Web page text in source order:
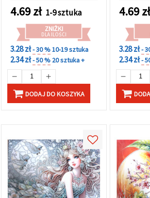
4.69zł 1-9 sztuka
ZNIŻKI
DLA ILOŚCI
3.28 zł- 30 %10-19 sztuka
2.34 zł- 50 % 20 sztuka +
DODAJ DO KOSZYKA
4.69zł
3.28 zł-
2.34 zł-